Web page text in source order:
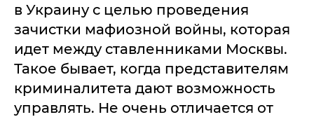
в Украину с целью проведения
зачистки мафиозной войны, которая
идет между ставленниками Москвы.
Такое бывает, когда представителям
криминалитета дают возможность
управлять. Не очень отличается от